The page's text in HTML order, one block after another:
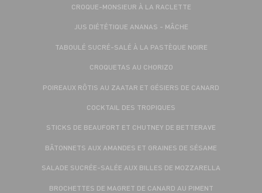
CROQUE-MONSIEUR À LA RACLETTE
JUS DIÉTÉTIQUE ANANAS - MÂCHE
TABOULÉ SUCRÉ-SALÉ À LA PASTÈQUE NOIRE
CROQUETAS AU CHORIZO
POIREAUX RÔTIS AU ZAATAR ET GÉSIERS DE CANARD
COCKTAIL DES TROPIQUES
STICKS DE BEAUFORT ET CHUTNEY DE BETTERAVE
BÂTONNETS AUX AMANDES ET GRAINES DE SÉSAME
SALADE SUCRÉE-SALÉE AUX BILLES DE MOZZARELLA
BROCHETTES DE MAGRET DE CANARD AU PIMENT